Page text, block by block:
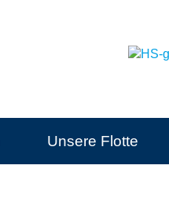
Unsere Flotte